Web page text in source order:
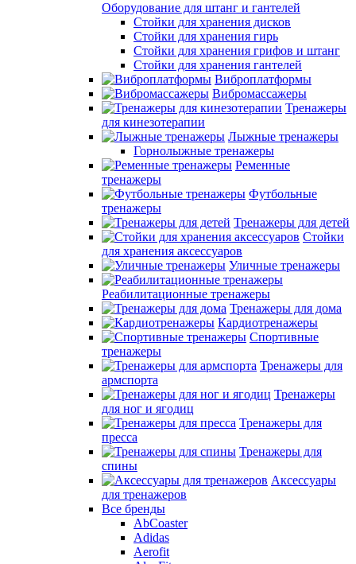
Оборудование для штанг и гантелей
Стойки для хранения дисков
Стойки для хранения гирь
Стойки для хранения грифов и штанг
Стойки для хранения гантелей
Виброплатформы
Вибромассажеры
Тренажеры
для кинезотерапии
Лыжные тренажеры
Горнолыжные тренажеры
Ременные
тренажеры
Футбольные
тренажеры
Тренажеры для детей
Стойки
для хранения аксессуаров
Уличные тренажеры
Реабилитационные тренажеры
Тренажеры для дома
Кардиотренажеры
Спортивные
тренажеры
Тренажеры для
армспорта
Тренажеры
для ног и ягодиц
Тренажеры для
пресса
Тренажеры для
спины
Аксессуары
для тренажеров
Все бренды
AbCoaster
Adidas
Aerofit